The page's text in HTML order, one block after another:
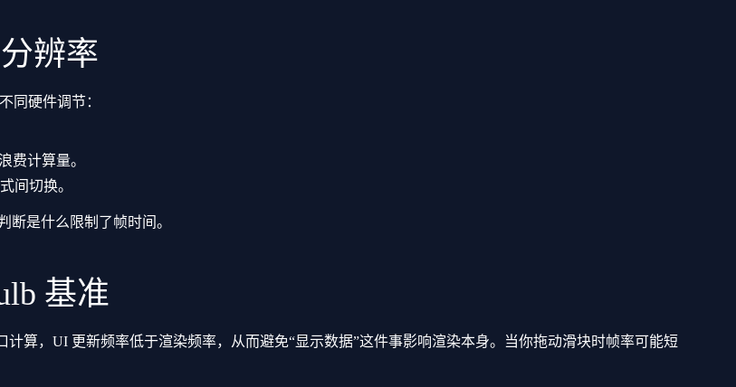
辨率
同硬件调节：
费计算量。
间切换。
断是什么限制了帧时间。
基准
算，UI 更新频率低于渲染频率，从而避免“显示数据”这件事影响渲染本身。当你拖动滑块时帧率可能短